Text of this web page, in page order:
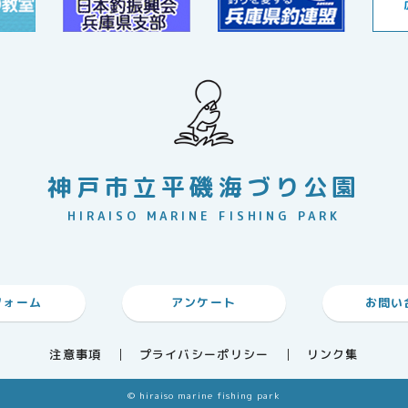
神戸市立平磯海づり公園
HIRAISO MARINE FISHING PARK
ーム アンケート お問い
注意事項 プライバシーポリシー リンク集
© hiraiso marine fishing park